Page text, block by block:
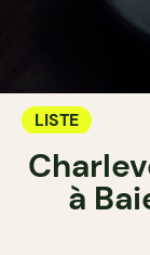
LISTE
à